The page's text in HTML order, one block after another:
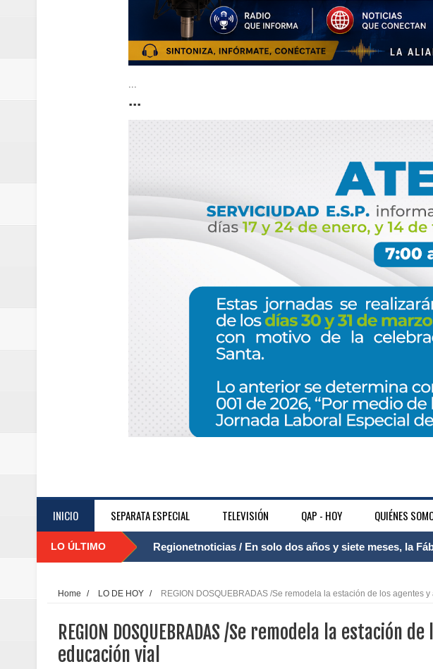
...
...
INICIO SEPARATA ESPECIAL TELEVISIÓN QAP - HOY QUIÉNES
LO ÚLTIMO Regionetnoticias / El Aeropuerto Internacional
Regionetnoticias / Caldas fortalece el Mecanismo
Home / LO DE HOY / REGION DOSQUEBRADAS /Se remodela la estación de los agentes
REGION DOSQUEBRADAS /Se remodela la estación
educación vial